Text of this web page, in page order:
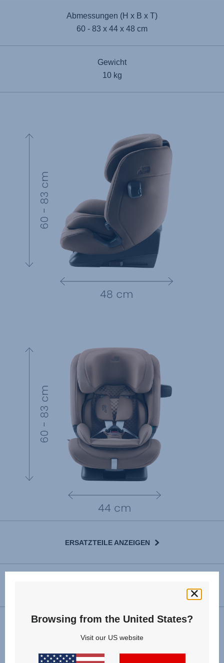
Abmessungen (H x B x T)
60 - 83 x 44 x 48 cm
Gewicht
10 kg
ERSATZTEILE ANZEIGEN
Installation
Browsing from the United States?
Visit our US website